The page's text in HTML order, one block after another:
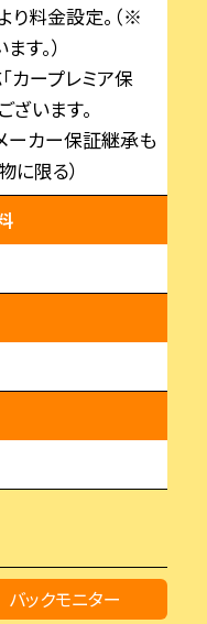
料金設定。（※
す。）
ープレミア保
います。
カー保証継承も
に限る）
バックモニター